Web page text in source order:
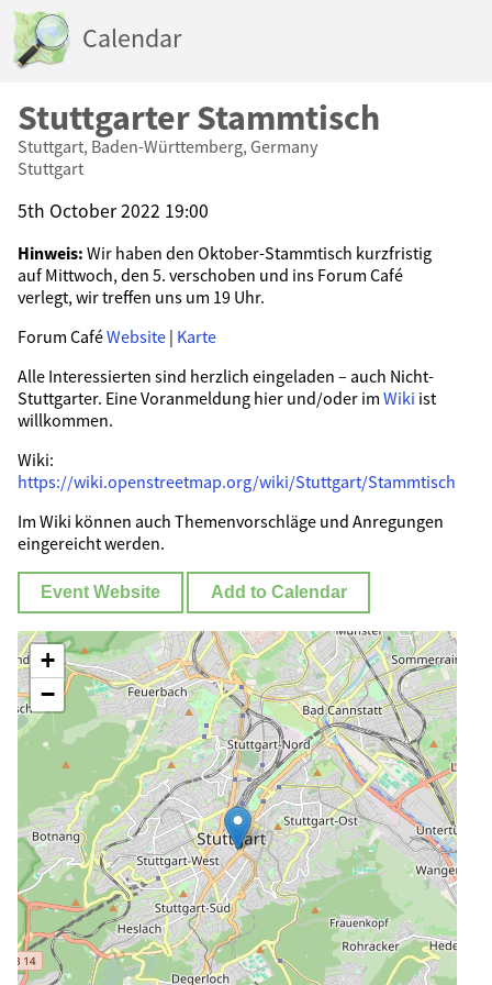
Calendar
Stuttgarter Stammtisch
Stuttgart, Baden-Württemberg, Germany
Stuttgart
5th October 2022 19:00
Hinweis: Wir haben den Oktober-Stammtisch kurzfristig
auf Mittwoch, den 5. verschoben und ins Forum Café
verlegt, wir treffen uns um 19 Uhr.
Forum CaféWebsite | Karte
Alle Interessierten sind herzlich eingeladen – auch Nicht-
Stuttgarter. Eine Voranmeldung hier und/oder im Wiki ist
willkommen.
Wiki:
https://wiki.openstreetmap.org/wiki/Stuttgart/Stammtisch
Im Wiki können auch Themenvorschläge und Anregungen
eingereicht werden.
Event Website Add to Calendar
+
−